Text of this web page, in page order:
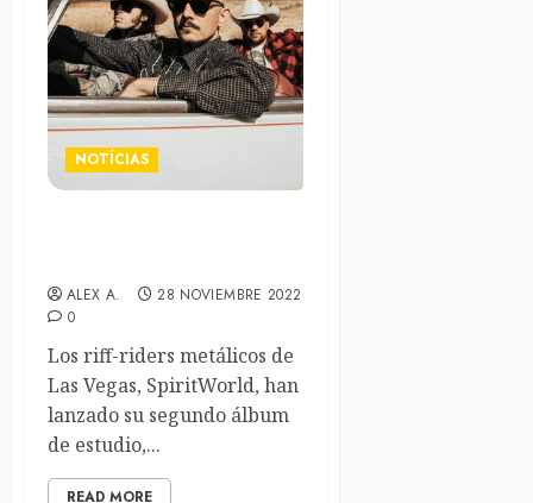
NOTÍCIAS
ALEX A.
28 NOVIEMBRE 2022
0
Los riff-riders metálicos de
Las Vegas, SpiritWorld, han
lanzado su segundo álbum
de estudio,...
READ MORE